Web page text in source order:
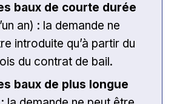
baux de courte durée
an) : la demande ne
introduite qu’à partir du
du contrat de bail.
baux de plus longue